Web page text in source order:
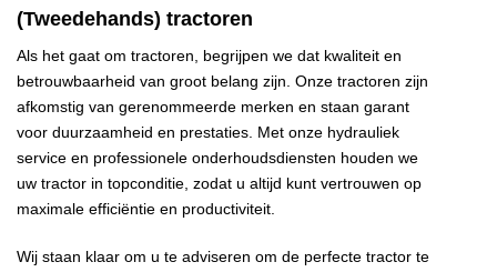
(Tweedehands) tractoren
Als het gaat om tractoren, begrijpen we dat kwaliteit en
betrouwbaarheid van groot belang zijn. Onze tractoren zijn
afkomstig van gerenommeerde merken en staan garant
voor duurzaamheid en prestaties. Met onze hydrauliek
service en professionele onderhoudsdiensten houden we
uw tractor in topconditie, zodat u altijd kunt vertrouwen op
maximale efficiëntie en productiviteit.
Wij staan klaar om u te adviseren om de perfecte tractor te